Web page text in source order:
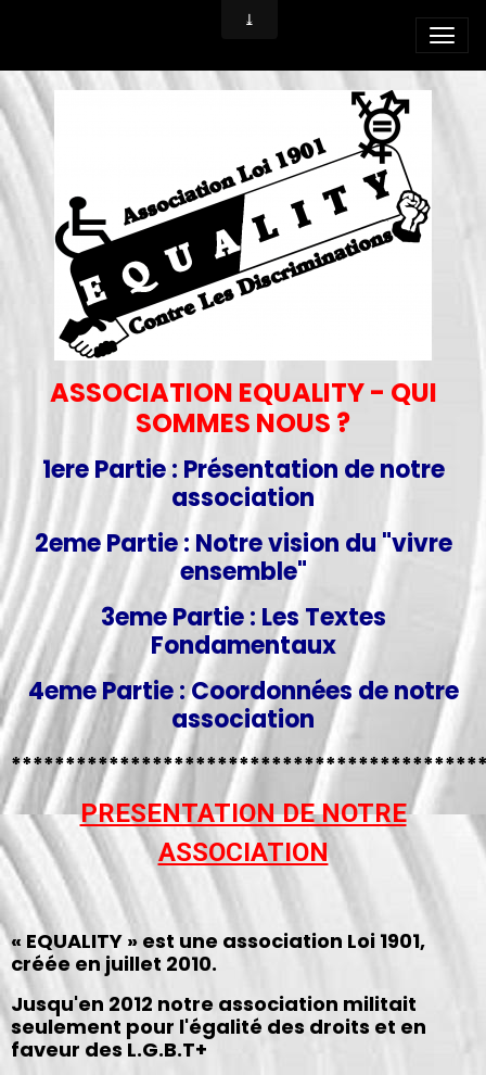
ASSOCIATION EQUALITY - QUI
SOMMES NOUS ?
1ere Partie : Présentation de notre
association
2eme Partie : Notre vision du "vivre
ensemble"
3eme Partie : Les Textes
Fondamentaux
4eme Partie : Coordonnées de notre
association
PRESENTATION DE NOTRE
ASSOCIATION
« EQUALITY » est une association Loi 1901,
créée en juillet 2010.
Jusqu'en 2012 notre association militait
seulement pour l'égalité des droits et en
faveur des L.G.B.T+